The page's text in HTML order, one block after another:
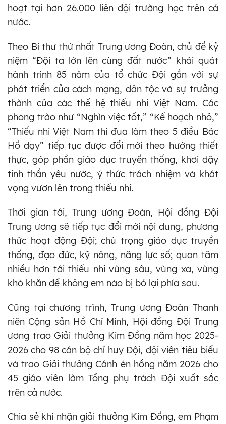
hoạt tại hơn 26.000 liên đội trường học trên cả
nước.
Theo Bí thư thứ nhất Trung ương Đoàn, chủ đề kỷ
niệm “Đội ta lớn lên cùng đất nước” khái quát
hành trình 85 năm của tổ chức Đội gắn với sự
phát triển của cách mạng, dân tộc và sự trưởng
thành của các thế hệ thiếu nhi Việt Nam. Các
phong trào như “Nghìn việc tốt,” “Kế hoạch nhỏ,”
“Thiếu nhi Việt Nam thi đua làm theo 5 điều Bác
Hồ dạy” tiếp tục được đổi mới theo hướng thiết
thực, góp phần giáo dục truyền thống, khơi dậy
tinh thần yêu nước, ý thức trách nhiệm và khát
vọng vươn lên trong thiếu nhi.
Thời gian tới, Trung ương Đoàn, Hội đồng Đội
Trung ương sẽ tiếp tục đổi mới nội dung, phương
thức hoạt động Đội; chú trọng giáo dục truyền
thống, đạo đức, kỹ năng, năng lực số; quan tâm
nhiều hơn tới thiếu nhi vùng sâu, vùng xa, vùng
khó khăn để không em nào bị bỏ lại phía sau.
Cũng tại chương trình, Trung ương Đoàn Thanh
niên Cộng sản Hồ Chí Minh, Hội đồng Đội Trung
ương trao Giải thưởng Kim Đồng năm học 2025-
2026 cho 98 cán bộ chỉ huy Đội, đội viên tiêu biểu
và trao Giải thưởng Cánh én hồng năm 2026 cho
45 giáo viên làm Tổng phụ trách Đội xuất sắc
trên cả nước.
Chia sẻ khi nhận giải thưởng Kim Đồng, em Phạm